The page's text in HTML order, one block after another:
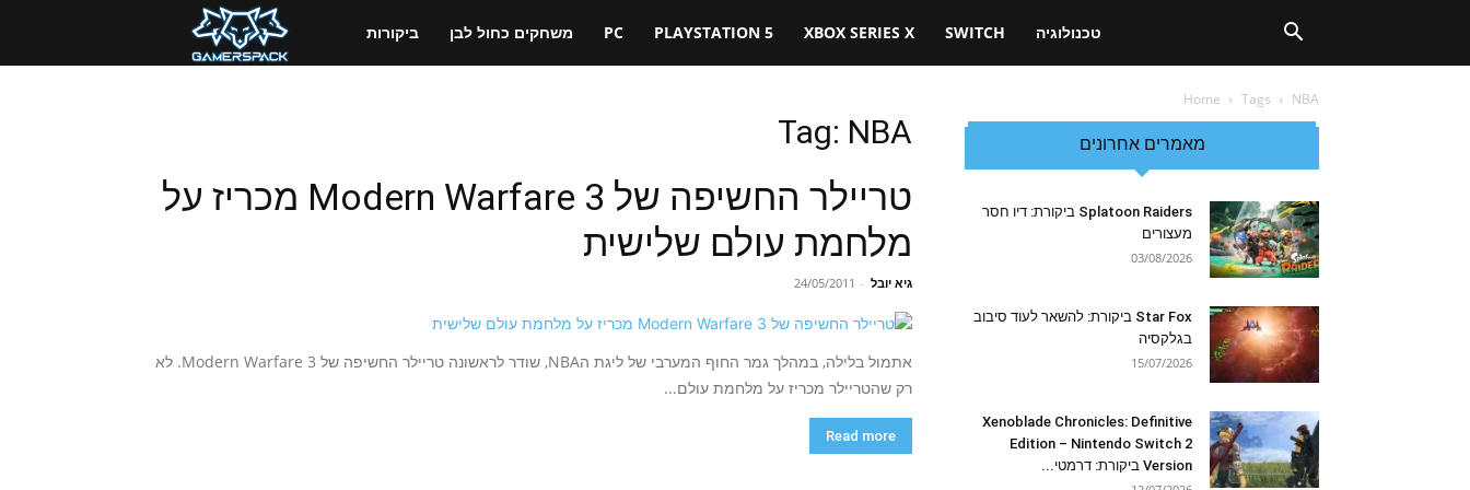
ביקורות משחקים כחול לבן PC PLAYSTATION 5 XBOX SERIES X SWITCH טכנולוגיה
Home Tags NBA
Tag: NBA
טריילר החשיפה של Modern Warfare 3 מכריז על
מלחמת עולם שלישית
גיא יובל -
24/05/2011
אתמול בלילה, במהלך גמר החוף המערבי של ליגת הNBA, שודר לראשונה טריילר החשיפה של Modern Warfare 3. לא
רק שהטריילר מכריז על מלחמת עולם...
Read more
מאמרים אחרונים
Splatoon Raiders ביקורת: דיו חסר
מעצורים
03/08/2026
Star Fox ביקורת: להשאר לעוד סיבוב
בגלקסיה
15/07/2026
Xenoblade Chronicles: Definitive
Edition – Nintendo Switch 2
Version ביקורת: דרמטי...